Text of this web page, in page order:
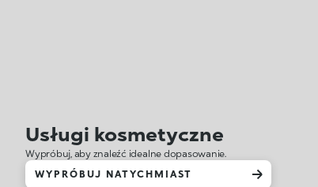
Usługi kosmetyczne
Wypróbuj, aby znaleźć idealne dopasowanie.
WYPRÓBUJ NATYCHMIAST